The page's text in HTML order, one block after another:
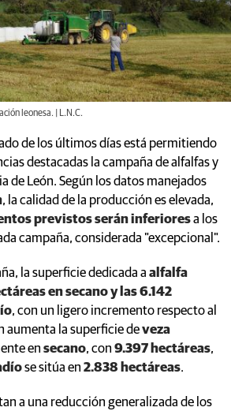
leonesa. | L.N.C.
de los últimos días está permitiendo
destacadas la campaña de alfalfas y
de León. Según los datos manejados
, la calidad de la producción es elevada,
previstos serán inferioresa los
campaña, considerada "excepcional".
la superficie dedicada a alfalfa
en secano y las 6.142
, con un ligero incremento respecto al
aumenta la superficie deveza
en secano, con 9.397 hectáreas,
se sitúa en 2.838 hectáreas.
a una reducción generalizada de los